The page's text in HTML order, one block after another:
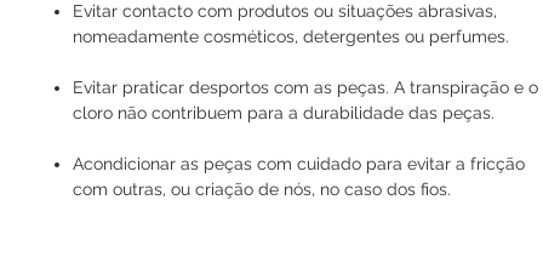
Evitar contacto com produtos ou situações abrasivas,
nomeadamente cosméticos, detergentes ou perfumes.
Evitar praticar desportos com as peças. A transpiração e o
cloro não contribuem para a durabilidade das peças.
Acondicionar as peças com cuidado para evitar a fricção
com outras, ou criação de nós, no caso dos fios.